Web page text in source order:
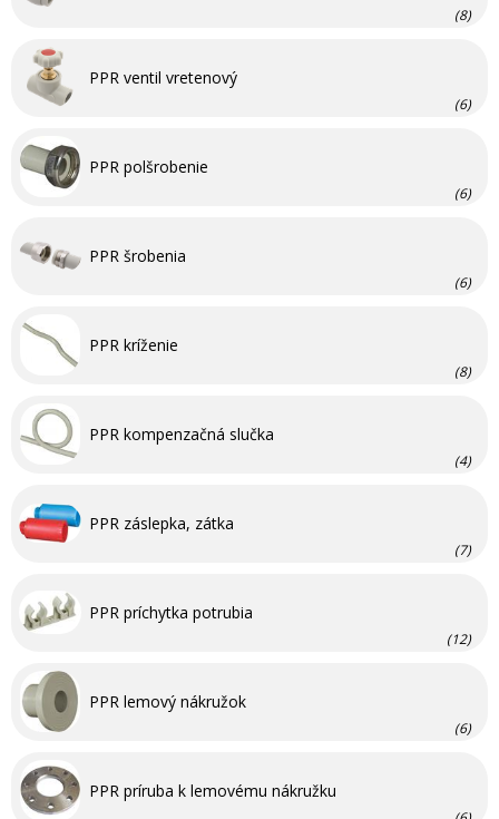
(8)
PPR ventil vretenový
(6)
PPR polšrobenie
(6)
PPR šrobenia
(6)
PPR kríženie
(8)
PPR kompenzačná slučka
(4)
PPR záslepka, zátka
(7)
PPR príchytka potrubia
(12)
PPR lemový nákružok
(6)
PPR príruba k lemovému nákružku